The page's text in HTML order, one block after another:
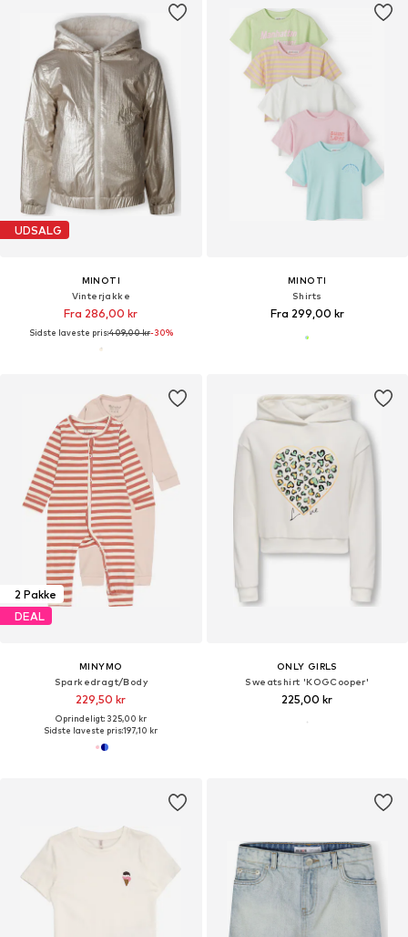
UDSALG
MINOTI
Vinterjakke
Fra 286,00 kr
Sidste laveste pris:409,00 kr-30%
MINOTI
Shirts
Fra 299,00 kr
2 Pakke
DEAL
MINYMO
Sparkedragt/Body
229,50 kr
Oprindeligt: 325,00 kr
Sidste laveste pris:197,10 kr
ONLY GIRLS
Sweatshirt 'KOGCooper'
225,00 kr